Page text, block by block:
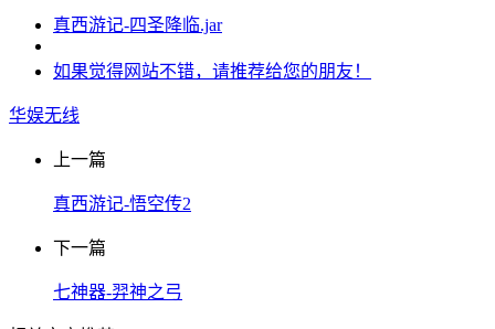
真西游记-四圣降临.jar
如果觉得网站不错，请推荐给您的朋友！
华娱无线
上一篇
真西游记-悟空传2
下一篇
七神器-羿神之弓